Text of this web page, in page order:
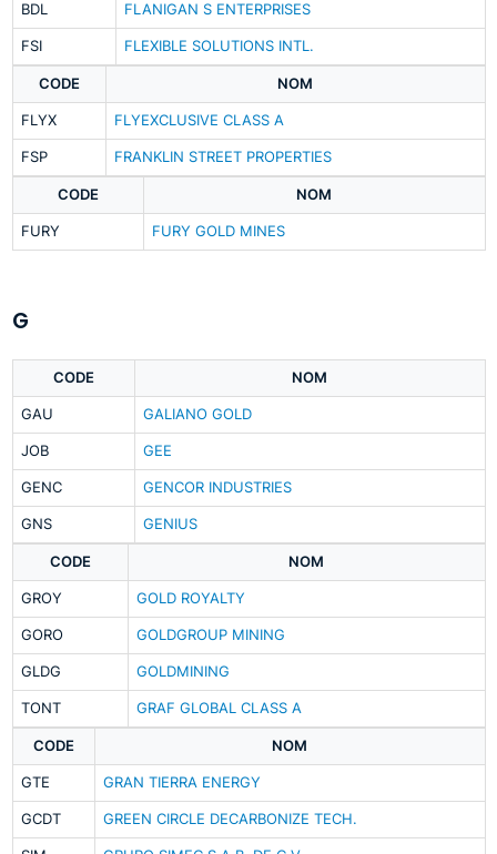
BDL FLANIGAN S ENTERPRISES
FSI FLEXIBLE SOLUTIONS INTL.
CODE NOM
FLYX FLYEXCLUSIVE CLASS A
FSP FRANKLIN STREET PROPERTIES
CODE NOM
FURY FURY GOLD MINES
G
CODE NOM
GAU GALIANO GOLD
JOB GEE
GENC GENCOR INDUSTRIES
GNS GENIUS
CODE NOM
GROY GOLD ROYALTY
GORO GOLDGROUP MINING
GLDG GOLDMINING
TONT GRAF GLOBAL CLASS A
CODE NOM
GTE GRAN TIERRA ENERGY
GCDT GREEN CIRCLE DECARBONIZE TECH.